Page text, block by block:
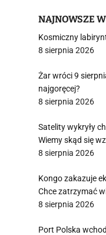
NAJNOWSZE
Kosmiczny
8 sierpnia 2026
Żar wróci 9
najgoręcej?
8 sierpnia 2026
Satelity wykryły
Wiemy skąd się
8 sierpnia 2026
Kongo zakazuje
Chce zatrzymać
8 sierpnia 2026
Port Polska